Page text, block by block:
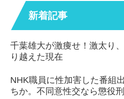
新着記事
千葉雄大が激痩せ！激太り
り越えた現在
NHK職員に性加害した番組
ちか。不同意性交なら懲役